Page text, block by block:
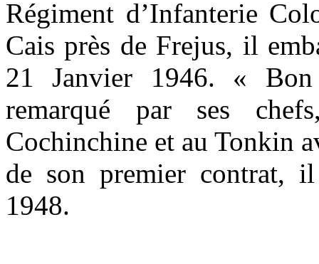
Régiment d’Infanterie
Cais près de Frejus, il
21 Janvier 1946. «
remarqué par ses
Cochinchine et au Tonkin
de son premier contrat,
1948.